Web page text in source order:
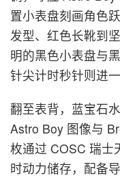
置小表盘刻画角色
发型、红色长靴到
明的黑色小表盘与
针尖计时秒针则进
翻至表背，蓝宝石
Astro Boy 图像与
枚通过 COSC 瑞士
时动力储存，配备